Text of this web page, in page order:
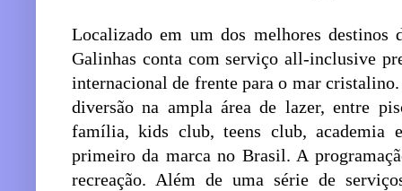
Localizado em um dos melhores destinos
Galinhas conta com serviço all-inclusive
internacional de frente para o mar
diversão na ampla área de lazer, entre
família, kids club, teens club, academia
primeiro da marca no Brasil. A
recreação. Além de uma série de